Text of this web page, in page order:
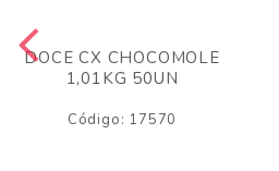
DOCE CX CHOCOMOLE
1,01KG 50UN
Código: 17570